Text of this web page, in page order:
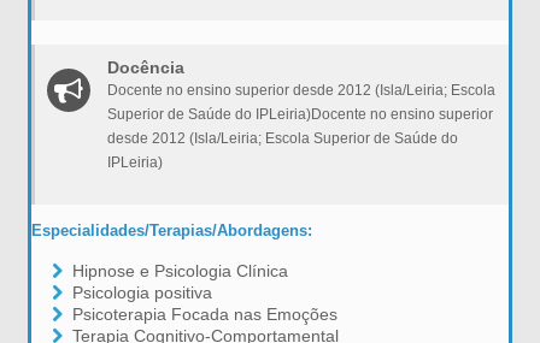
Docência
Docente no ensino superior desde 2012 (Isla/Leiria; Escola
Superior de Saúde do IPLeiria)Docente no ensino superior
desde 2012 (Isla/Leiria; Escola Superior de Saúde do
IPLeiria)
Especialidades/Terapias/Abordagens:
Hipnose e Psicologia Clínica
Psicologia positiva
Psicoterapia Focada nas Emoções
Terapia Cognitivo-Comportamental